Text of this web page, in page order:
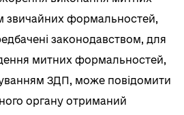
звичайних формальностей,
законодавством, для
митних формальностей,
ЗДП, може повідомити
органу отриманий